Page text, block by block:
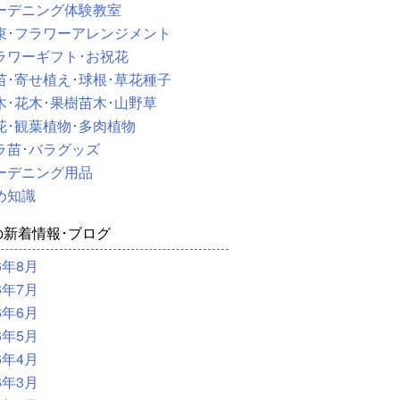
デニング体験教室
･フラワーアレンジメント
ワーギフト･お祝花
･寄せ植え･球根･草花種子
･花木･果樹苗木･山野草
･観葉植物･多肉植物
苗･バラグッズ
デニング用品
知識
着情報･ブログ
8月
7月
6月
5月
4月
3月